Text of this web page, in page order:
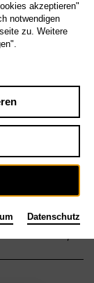
akzeptieren"
notwendigen
zu. Weitere
Datenschutz